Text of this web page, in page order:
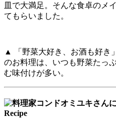
皿で大満足。そんな食卓のメ
てもらいました。
▲ 「野菜大好き、お酒も好き
のお料理は、いつも野菜たっ
む味付けが多い。